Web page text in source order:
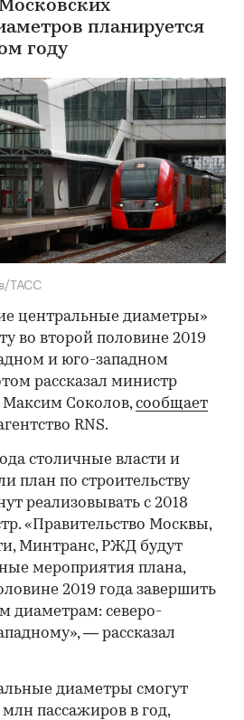
планируется
году
ТАСС
центральные диаметры»
во второй половине 2019
и юго-западном
рассказал министр
Максим Соколов,сообщает
RNS.
столичные власти и
план по строительству
реализовывать с 2018
«Правительство Москвы,
Минтранс, РЖД будут
мероприятия плана,
2019 года завершить
диаметрам: северо-
— рассказал
диаметры смогут
пассажиров в год,